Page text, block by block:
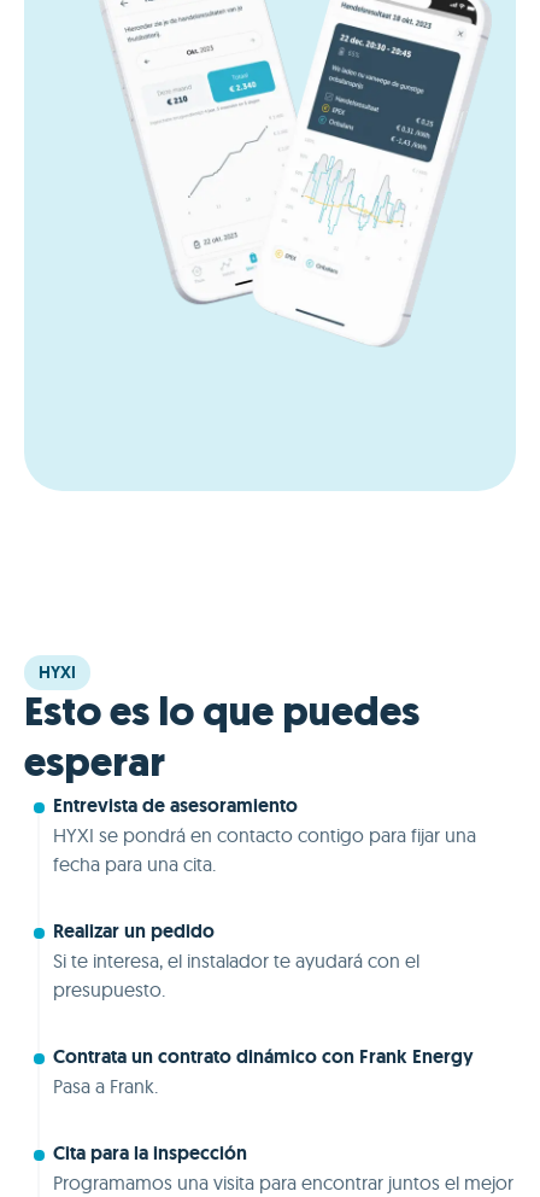
HYXI
Esto es lo que puedes
esperar
Entrevista de asesoramiento
HYXI se pondrá en contacto contigo para fijar una
fecha para una cita.
Realizar un pedido
Si te interesa, el instalador te ayudará con el
presupuesto.
Contrata un contrato dinámico con Frank Energy
Pasa a Frank.
Cita para la inspección
Programamos una visita para encontrar juntos el mejor